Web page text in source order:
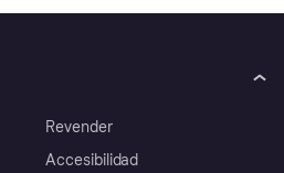
Revender
Accesibilidad